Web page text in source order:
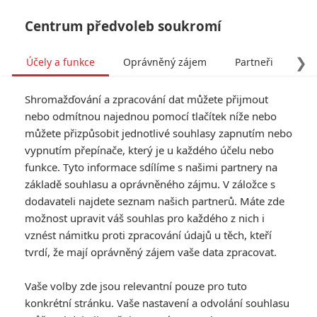
Keira Knightley zapomněla,
jakou roli hrála ve Star
Wars
Napsal:David Křída - (davi.k), 02.11.2020 06:00
Centrum předvoleb soukromí
❯
Účely a funkce Oprávněný zájem Partneři
Shromažďování a zpracování dat můžete přijmout
nebo odmítnou najednou pomocí tlačítek níže nebo
můžete přizpůsobit jednotlivé souhlasy zapnutím nebo
vypnutím přepínače, který je u každého účelu nebo
funkce. Tyto informace sdílíme s našimi partnery na
základě souhlasu a oprávněného zájmu. V záložce s
dodavateli najdete seznam našich partnerů. Máte zde
možnost upravit váš souhlas pro každého z nich i
vznést námitku proti zpracování údajů u těch, kteří
tvrdí, že mají oprávněný zájem vaše data zpracovat.
Vaše volby zde jsou relevantní pouze pro tuto
konkrétní stránku. Vaše nastavení a odvolání souhlasu